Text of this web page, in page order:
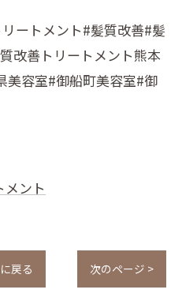
ートメント#髪質改善#髪
改善トリートメント熊本
美容室#御船町美容室#御
ント
戻る 次のページ >